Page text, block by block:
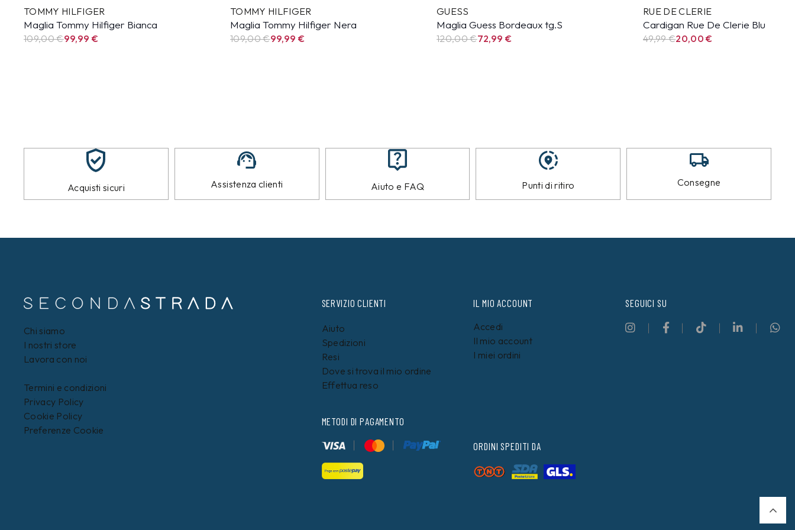
TOMMY HILFIGER
Maglia Tommy Hilfiger Bianca
109,00 €99,99 €
TOMMY HILFIGER
Maglia Tommy Hilfiger Nera
109,00 €99,99 €
GUESS
Maglia Guess Bordeaux tg.S
120,00 €72,99 €
RUE DE CLERIE
Cardigan Rue De Clerie Blu
49,99€20,00€
Acquisti sicuri Assistenza clienti Aiuto e FAQ Punti di ritiro Consegne
Chi siamo
I nostri store
Lavora con noi
Termini e condizioni
Privacy Policy
Cookie Policy
Preferenze Cookie
SERVIZIO CLIENTI
Aiuto
Spedizioni
Resi
Dove si trova il mio ordine
Effettua reso
METODI DI PAGAMENTO
IL MIO ACCOUNT
Accedi
Il mio account
I miei ordini
ORDINI SPEDITI DA
SEGUICI SU